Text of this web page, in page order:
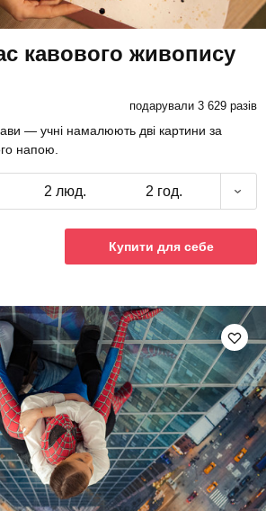
кавового живопису
подарували 3 629 разів
— учні намалюють дві картини за
напою.
2 люд. 2 год.
Купити для себе